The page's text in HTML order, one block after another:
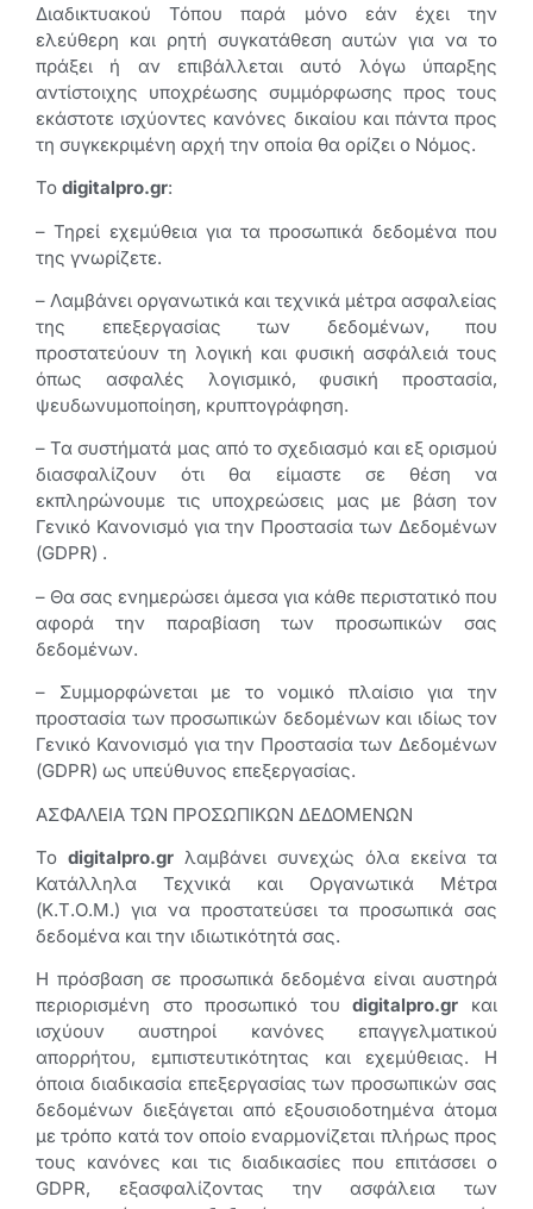
Διαδικτυακού Τόπου παρά μόνο εάν έχει την
ελεύθερη και ρητή συγκατάθεση αυτών για να το
πράξει ή αν επιβάλλεται αυτό λόγω ύπαρξης
αντίστοιχης υποχρέωσης συμμόρφωσης προς τους
εκάστοτε ισχύοντες κανόνες δικαίου και πάντα προς
τη συγκεκριμένη αρχή την οποία θα ορίζει ο Νόμος.
Το digitalpro.gr:
– Τηρεί εχεμύθεια για τα προσωπικά δεδομένα που
της γνωρίζετε.
– Λαμβάνει οργανωτικά και τεχνικά μέτρα ασφαλείας
της επεξεργασίας των δεδομένων, που
προστατεύουν τη λογική και φυσική ασφάλειά τους
όπως ασφαλές λογισμικό, φυσική προστασία,
ψευδωνυμοποίηση, κρυπτογράφηση.
– Τα συστήματά μας από το σχεδιασμό και εξ ορισμού
διασφαλίζουν ότι θα είμαστε σε θέση να
εκπληρώνουμε τις υποχρεώσεις μας με βάση τον
Γενικό Κανονισμό για την Προστασία των Δεδομένων
(GDPR) .
– Θα σας ενημερώσει άμεσα για κάθε περιστατικό που
αφορά την παραβίαση των προσωπικών σας
δεδομένων.
– Συμμορφώνεται με το νομικό πλαίσιο για την
προστασία των προσωπικών δεδομένων και ιδίως τον
Γενικό Κανονισμό για την Προστασία των Δεδομένων
(GDPR) ως υπεύθυνος επεξεργασίας.
ΑΣΦΑΛΕΙΑ ΤΩΝ ΠΡΟΣΩΠΙΚΩΝ ΔΕΔΟΜΕΝΩΝ
Το digitalpro.gr λαμβάνει συνεχώς όλα εκείνα τα
Κατάλληλα Τεχνικά και Οργανωτικά Μέτρα
(Κ.Τ.Ο.Μ.) για να προστατεύσει τα προσωπικά σας
δεδομένα και την ιδιωτικότητά σας.
Η πρόσβαση σε προσωπικά δεδομένα είναι αυστηρά
περιορισμένη στο προσωπικό τουdigitalpro.gr και
ισχύουν αυστηροί κανόνες επαγγελματικού
απορρήτου, εμπιστευτικότητας και εχεμύθειας. Η
όποια διαδικασία επεξεργασίας των προσωπικών σας
δεδομένων διεξάγεται από εξουσιοδοτημένα άτομα
με τρόπο κατά τον οποίο εναρμονίζεται πλήρως προς
τους κανόνες και τις διαδικασίες που επιτάσσει ο
GDPR, εξασφαλίζοντας την ασφάλεια των